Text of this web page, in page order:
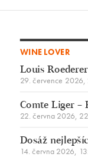
WINE LOVER
Louis
29. července 2026,
Comte Liger –
22. června 2026,
Dosáž
14. června 2026,